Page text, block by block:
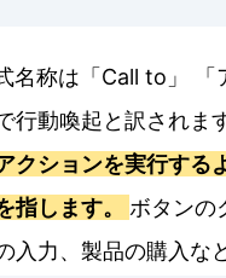
名称は「Call to」 「
行動喚起と訳されま
クションを実行する
指します。 ボタンの
入力、製品の購入な